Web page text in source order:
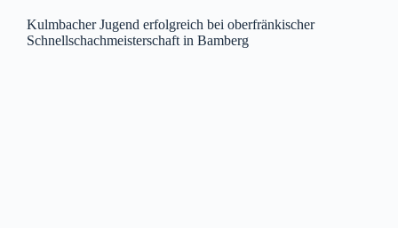
Kulmbacher Jugend erfolgreich bei oberfränkischer
Schnellschachmeisterschaft in Bamberg